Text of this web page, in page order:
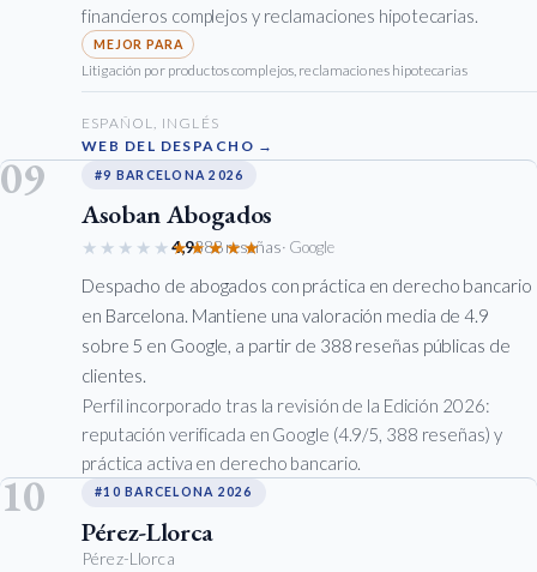
financieros complejos y reclamaciones hipotecarias.
Litigación por productos complejos, reclamaciones hipotecarias
ESPAÑOL, INGLÉS
WEB DEL DESPACHO →
09 #9 BARCELONA 2026
Asoban Abogados
★★★★★★★★★★
4,9388 reseñas· Google
Despacho de abogados con práctica en derecho bancario
en Barcelona. Mantiene una valoración media de 4.9
sobre 5 en Google, a partir de 388 reseñas públicas de
clientes.
Perfil incorporado tras la revisión de la Edición 2026:
reputación verificada en Google (4.9/5, 388 reseñas) y
práctica activa en derecho bancario.
10 #10 BARCELONA 2026
Pérez-Llorca
Pérez-Llorca